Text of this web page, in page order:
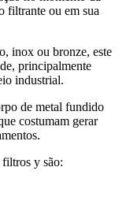
filtrante ou em sua
inox ou bronze, este
principalmente
industrial.
de metal fundido
costumam gerar
filtros y são: